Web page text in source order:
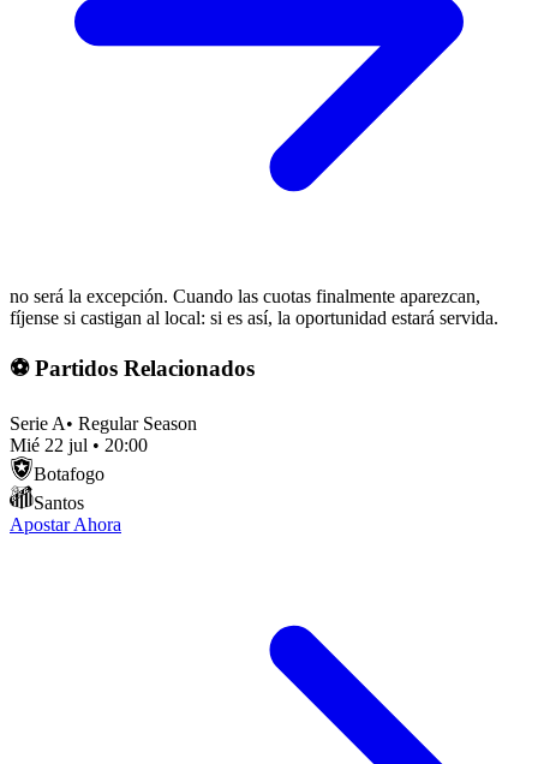
no será la excepción. Cuando las cuotas finalmente aparezcan,
fíjense si castigan al local: si es así, la oportunidad estará servida.
⚽ Partidos Relacionados
Serie A• Regular Season
Mié 22 jul • 20:00
Botafogo
Santos
Apostar Ahora